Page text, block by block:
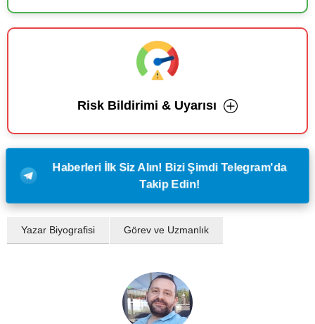
Risk Bildirimi & Uyarısı
Haberleri İlk Siz Alın! Bizi Şimdi Telegram'da
Takip Edin!
Yazar Biyografisi Görev ve Uzmanlık